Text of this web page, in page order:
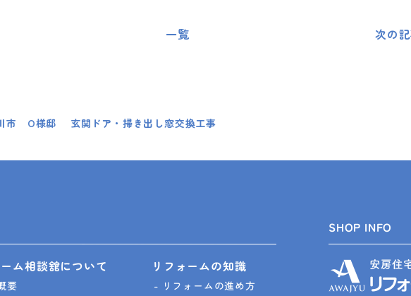
一覧 次の
市 O様邸 玄関ドア・掃き出し窓交換工事
ム相談舘について
要
リフォームの知識
リフォームの進め方
SHOP INFO